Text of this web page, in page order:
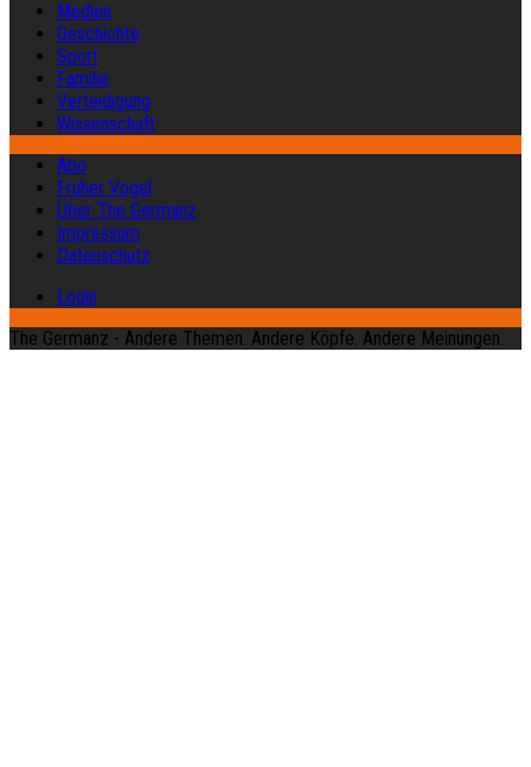
Medien
Geschichte
Sport
Familie
Verteidigung
Wissenschaft
Abo
Früher Vogel
Über The Germanz
Impressum
Datenschutz
Login
The Germanz - Andere Themen. Andere Köpfe. Andere Meinungen.